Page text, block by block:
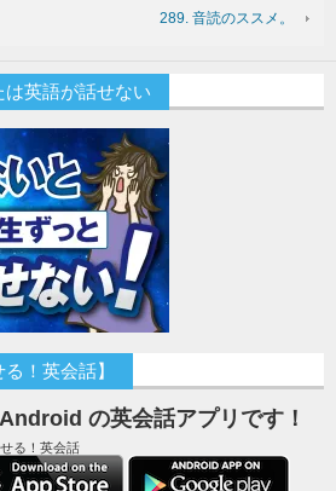
289. 音読のススメ。
英語が話せない
！英会話】
の英会話アプリです！
る！英会話